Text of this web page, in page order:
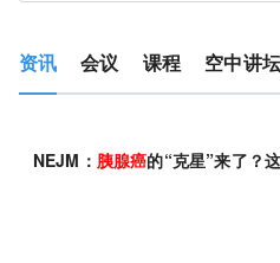
资讯 会议 课程 空中讲
NEJM： 胰腺癌的“克星”来了？